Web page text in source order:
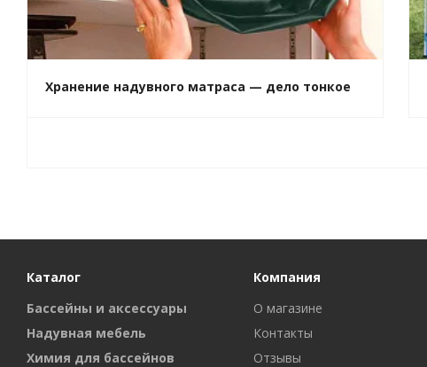
Хранение надувного матраса — дело тонкое
Каталог
Бассейны и аксессуары
Надувная мебель
Химия для бассейнов
Компания
О магазине
Контакты
Отзывы